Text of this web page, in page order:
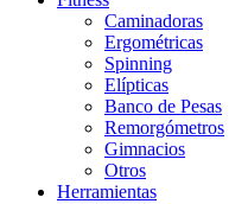
Caminadoras
Ergométricas
Spinning
Elípticas
Banco de Pesas
Remorgómetros
Gimnacios
Otros
Herramientas